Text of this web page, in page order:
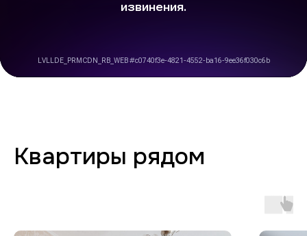
Заботимся о вашем
Любая форма оплаты
и отчётность